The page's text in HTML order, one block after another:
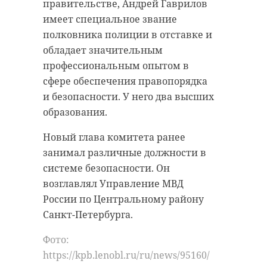
правительстве, Андрей Гаврилов
имеет специальное звание
полковника полиции в отставке и
обладает значительным
профессиональным опытом в
сфере обеспечения правопорядка
и безопасности. У него два высших
образования.
Новый глава комитета ранее
занимал различные должности в
системе безопасности. Он
возглавлял Управление МВД
России по Центральному району
Санкт-Петербурга.
Фото:
https://kpb.lenobl.ru/ru/news/95160/
прогноз погоды, и плохо защитил
площадку от протечки. Когда
пошел ливень, крыша протекла и
затопила три кабинета на первом
и втором этажах.
Для устранения аварии было
экстренно вызвана бригада
специалистов, которая в
кратчайшие сроки убрала течь.
Александр Жарков лично посетил
медицинское учреждение и
проинспектировал работу.
Для ликвидации последствий
также сделают косметический
ремонт. В кратчайшие сроки
Высокий результат стал возможен
благодаря работе почти 200
контрольных ведомств и около
780 инспекторов. По 18 из 27
критериев область получила
максимальную оценку.
упор на профилактику вместо
лишних проверок, снижение
нагрузки на бизнес,
использование риск-
ориентированного подхода и
более быстрое рассмотрение
жалоб. Помогли и современные
цифровые сервисы, включая